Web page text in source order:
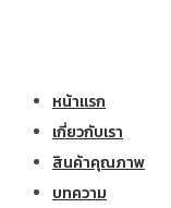
หน้าแรก
เกี่ยวกับเรา
สินค้าคุณภาพ
บทความ